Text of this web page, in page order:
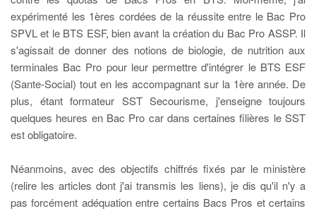
expérimenté les 1ères cordées de la réussite entre le Bac Pro
SPVL et le BTS ESF, bien avant la création du Bac Pro ASSP. Il
s'agissait de donner des notions de biologie, de nutrition aux
terminales Bac Pro pour leur permettre d'intégrer le BTS ESF
(Sante-Social) tout en les accompagnant sur la 1ère année. De
plus, étant formateur SST Secourisme, j'enseigne toujours
quelques heures en Bac Pro car dans certaines filières le SST
est obligatoire.
Néanmoins, avec des objectifs chiffrés fixés par le ministère
(relire les articles dont j'ai transmis les liens), je dis qu'il n'y a
pas forcément adéquation entre certains Bacs Pros et certains